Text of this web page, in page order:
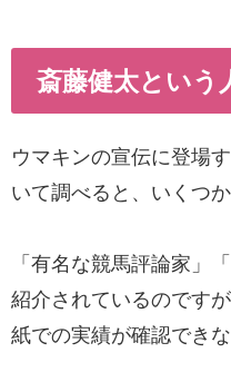
斎藤健太という
ウマキンの宣伝に登場
いて調べると、いくつ
「有名な競馬評論家」
紹介されているのです
紙での実績が確認でき